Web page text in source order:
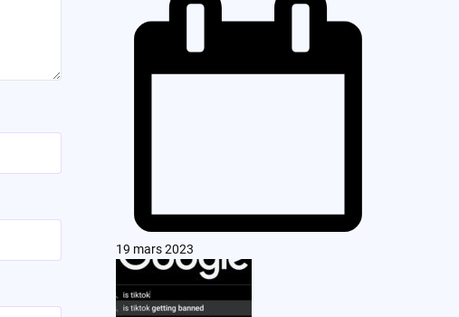
19 mars 2023